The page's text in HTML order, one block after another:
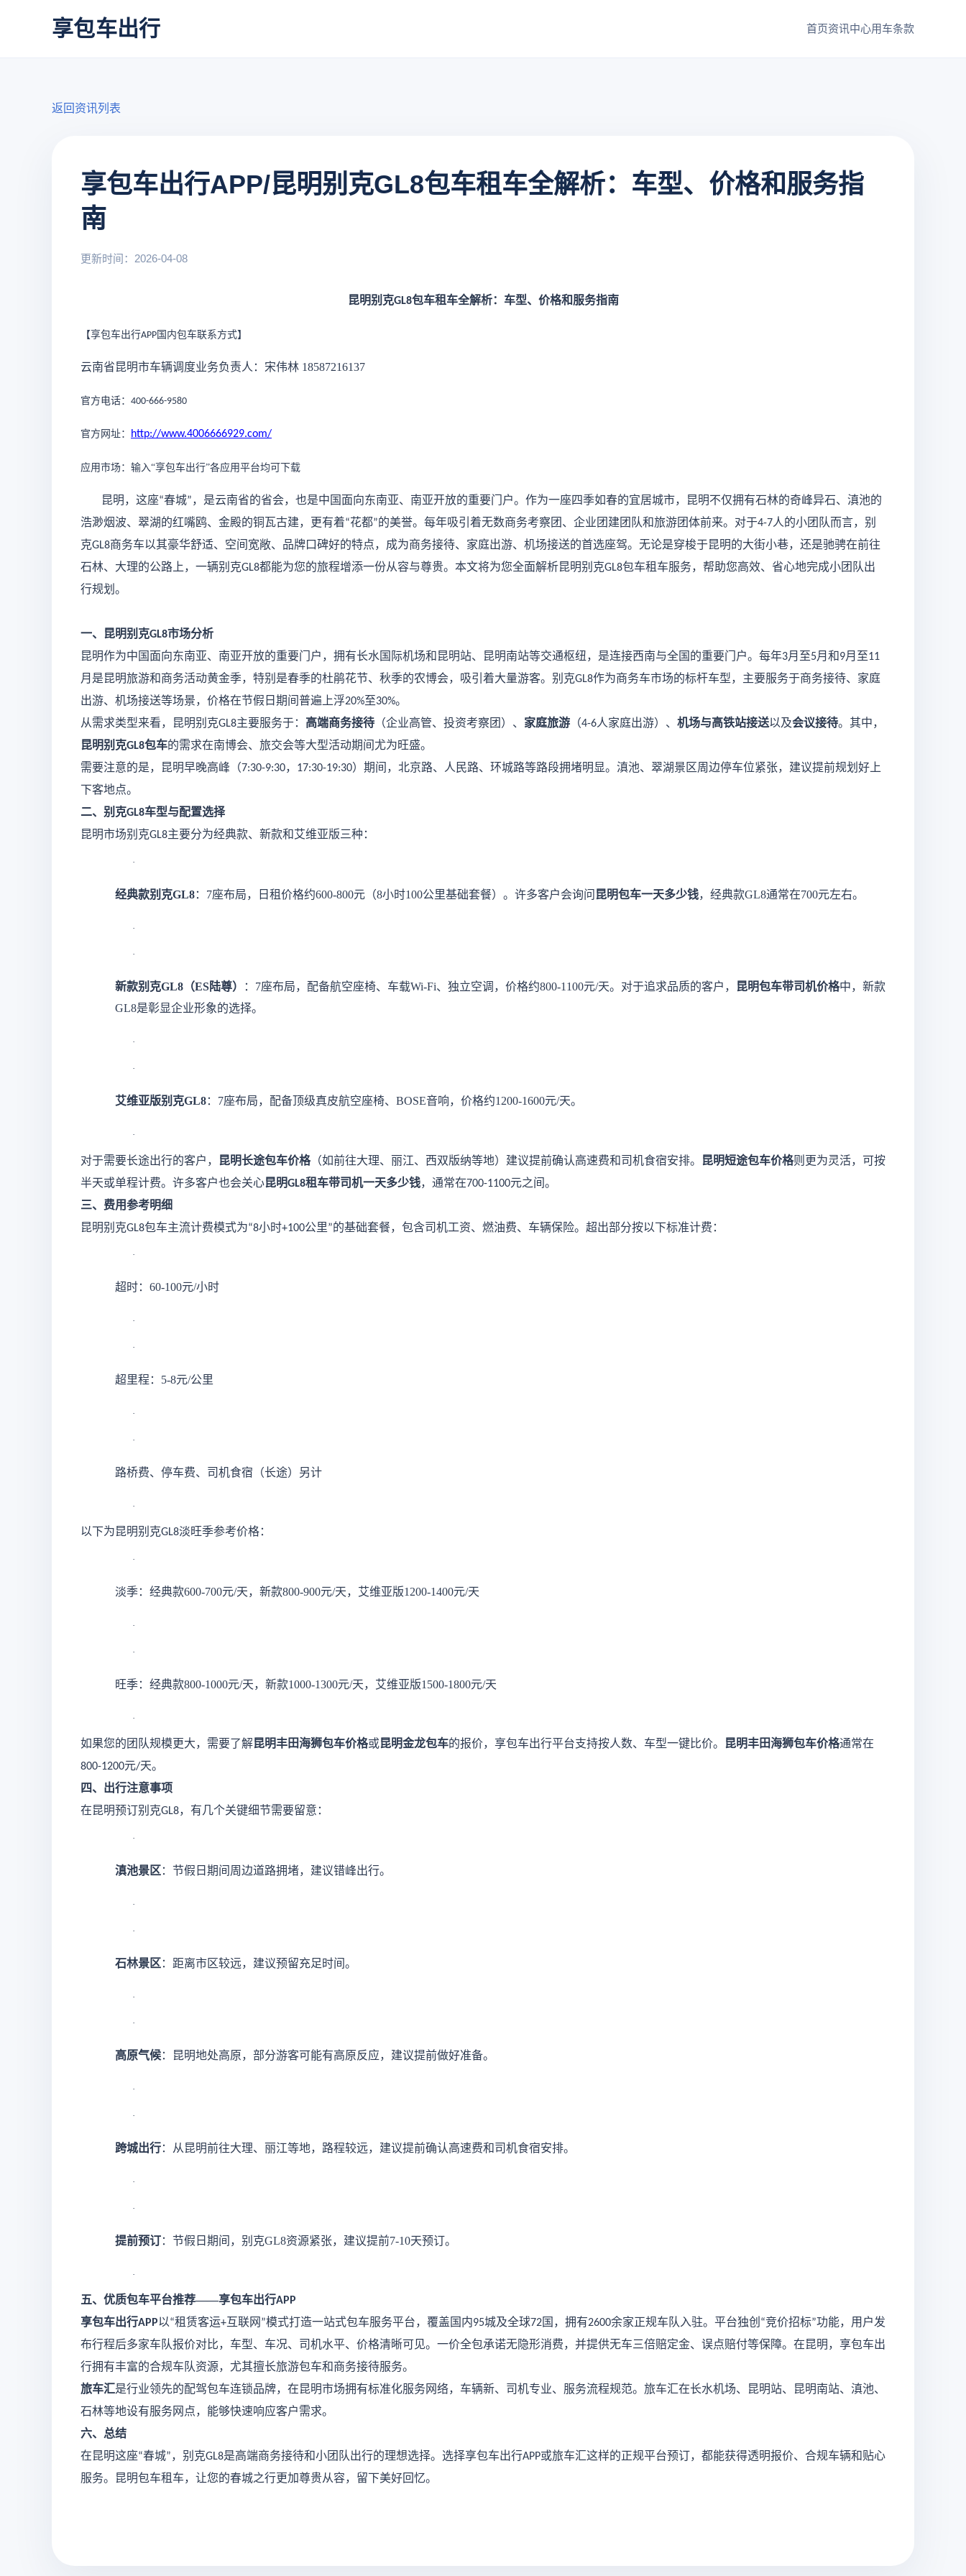
享包车出行 首页资讯中心用车条款
返回资讯列表
享包车出行APP/昆明别克GL8包车租车全解析：车型、价格和服务指
南
更新时间：2026-04-08
昆明别克GL8包车租车全解析：车型、价格和服务指南
【享包车出行APP 国内包车联系方式】
云南省昆明市车辆调度业务负责人：宋伟林 18587216137
官方电话： 400-666-9580
官方网址： http://www.4006666929.com/
应用市场：输入“享包车出行”各应用平台均可下载
昆明，这座“春城”，是云南省的省会，也是中国面向东南亚、南亚开放的重要门户。作为一座四季如春的宜居城市，昆明不仅拥有石林的奇峰异石、滇池的
浩渺烟波、翠湖的红嘴鸥、金殿的铜瓦古建，更有着“花都”的美誉。每年吸引着无数商务考察团、企业团建团队和旅游团体前来。对于4-7人的小团队而言，别
克GL8商务车以其豪华舒适、空间宽敞、品牌口碑好的特点，成为商务接待、家庭出游、机场接送的首选座驾。无论是穿梭于昆明的大街小巷，还是驰骋在前往
石林、大理的公路上，一辆别克GL8都能为您的旅程增添一份从容与尊贵。本文将为您全面解析昆明别克GL8包车租车服务，帮助您高效、省心地完成小团队出
行规划。
一、昆明别克GL8市场分析
昆明作为中国面向东南亚、南亚开放的重要门户，拥有长水国际机场和昆明站、昆明南站等交通枢纽，是连接西南与全国的重要门户。每年3月至5月和9月至11
月是昆明旅游和商务活动黄金季，特别是春季的杜鹃花节、秋季的农博会，吸引着大量游客。别克GL8作为商务车市场的标杆车型，主要服务于商务接待、家庭
出游、机场接送等场景，价格在节假日期间普遍上浮20%至30%。
从需求类型来看，昆明别克GL8主要服务于： 高端商务接待 （企业高管、投资考察团）、 家庭旅游 （4-6人家庭出游）、 机场与高铁站接送以及会议接待。其中，
昆明别克GL8包车的需求在南博会、旅交会等大型活动期间尤为旺盛。
需要注意的是，昆明早晚高峰（7:30-9:30， 17:30-19:30）期间，北京路、人民路、环城路等路段拥堵明显。滇池、翠湖景区周边停车位紧张，建议提前规划好上
下客地点。
二、别克GL8车型与配置选择
昆明市场别克GL8主要分为经典款、新款和艾维亚版三种：
·
经典款别克GL8： 7座布局，日租价格约600-800元（8小时100公里基础套餐）。许多客户会询问 昆明包车一天多少钱，经典款GL8通常在700元左右。
·
·
新款别克GL8（ES陆尊） ： 7座布局，配备航空座椅、车载Wi-Fi、独立空调，价格约800-1100元/天。对于追求品质的客户， 昆明包车带司机价格中，新款
GL8是彰显企业形象的选择。
·
·
艾维亚版别克GL8： 7座布局，配备顶级真皮航空座椅、BOSE音响，价格约1200-1600元/天。
·
对于需要长途出行的客户， 昆明长途包车价格（如前往大理、丽江、西双版纳等地）建议提前确认高速费和司机食宿安排。 昆明短途包车价格则更为灵活，可按
半天或单程计费。许多客户也会关心昆明GL8租车带司机一天多少钱，通常在700-1100元之间。
三、费用参考明细
昆明别克GL8包车主流计费模式为“8小时+100公里”的基础套餐，包含司机工资、燃油费、车辆保险。超出部分按以下标准计费：
·
超时： 60-100元/小时
·
·
超里程： 5-8元/公里
·
·
路桥费、停车费、司机食宿（长途）另计
·
以下为昆明别克GL8淡旺季参考价格：
·
淡季：经典款600-700元/天，新款800-900元/天，艾维亚版1200-1400元/天
·
·
旺季：经典款800-1000元/天，新款1000-1300元/天，艾维亚版1500-1800元/天
·
如果您的团队规模更大，需要了解昆明丰田海狮包车价格或昆明金龙包车的报价，享包车出行平台支持按人数、车型一键比价。 昆明丰田海狮包车价格通常在
800-1200元/天。
四、出行注意事项
在昆明预订别克GL8，有几个关键细节需要留意：
·
滇池景区 ：节假日期间周边道路拥堵，建议错峰出行。
·
·
石林景区 ：距离市区较远，建议预留充足时间。
·
·
高原气候：昆明地处高原，部分游客可能有高原反应，建议提前做好准备。
·
·
跨城出行：从昆明前往大理、丽江等地，路程较远，建议提前确认高速费和司机食宿安排。
·
·
提前预订：节假日期间，别克GL8资源紧张，建议提前7-10天预订。
·
五、优质包车平台推荐——享包车出行APP
享包车出行APP以“租赁客运+互联网 ”模式打造一站式包车服务平台，覆盖国内95城及全球72国，拥有2600余家正规车队入驻。平台独创 “竞价招标”功能，用户发
布行程后多家车队报价对比，车型、车况、司机水平、价格清晰可见。一价全包承诺无隐形消费，并提供无车三倍赔定金、误点赔付等保障。在昆明，享包车出
行拥有丰富的合规车队资源，尤其擅长旅游包车和商务接待服务。
旅车汇是行业领先的配驾包车连锁品牌，在昆明市场拥有标准化服务网络，车辆新、司机专业、服务流程规范。旅车汇在长水机场、昆明站、昆明南站、滇池、
石林等地设有服务网点，能够快速响应客户需求。
六、总结
在昆明这座“春城”，别克GL8是高端商务接待和小团队出行的理想选择。选择享包车出行APP或旅车汇这样的正规平台预订，都能获得透明报价、合规车辆和贴心
服务。昆明包车租车，让您的春城之行更加尊贵从容，留下美好回忆。